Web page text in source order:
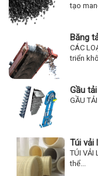
tạo
Băng
CÁC
triển
Gầu tải
GẦU
Túi vải
TÚI VẢI
thể...